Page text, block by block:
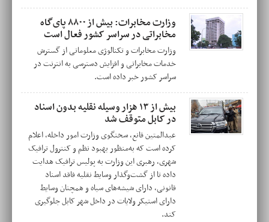
وزارت مخابرات: بیش از ۸۸۰۰ پای‌گاه
مخابراتی در سراسر کشور فعال است
وزارت مخابرات و تکنالوژی معلوماتی از گسترش
خدمات مخابراتی و افزایش دسترسی به انترنت در
سراسر کشور خبر داده است.
بیش از ۱۳ هزار وسیله نقلیه بدون اسناد
در کابل متوقف شد
عبدالمتین قانع، سخنگوی وزارت امور داخله، اعلام
کرده است که به‌منظور بهبود نظم و کنترول ترافیک
شهری، رهبری این وزارت به پولیس ترافیک هدایت
داده تا از گشت‌وگذار وسایط نقلیه فاقد اسناد
قانونی، دارای شیشه‌های سیاه و همچنان وسایط
دارای استیکر ولایات در داخل شهر کابل جلوگیری
کند.